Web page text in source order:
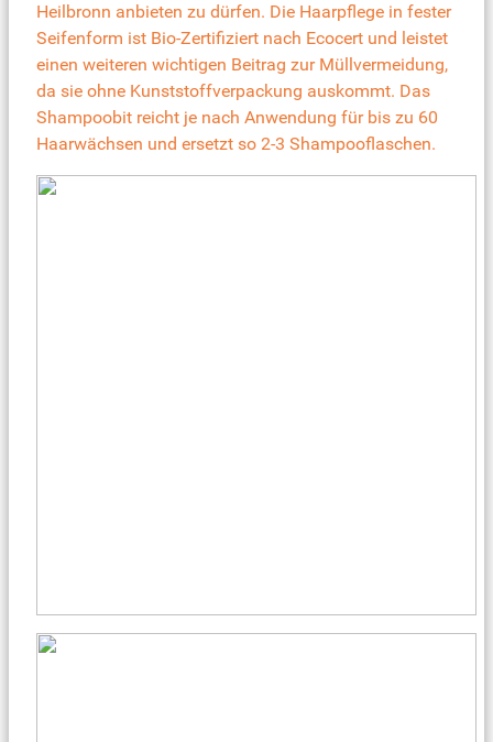
Heilbronn anbieten zu dürfen. Die Haarpflege in fester
Seifenform ist Bio-Zertifiziert nach Ecocert und leistet
einen weiteren wichtigen Beitrag zur Müllvermeidung,
da sie ohne Kunststoffverpackung auskommt. Das
Shampoobit reicht je nach Anwendung für bis zu 60
Haarwächsen und ersetzt so 2-3 Shampooflaschen.